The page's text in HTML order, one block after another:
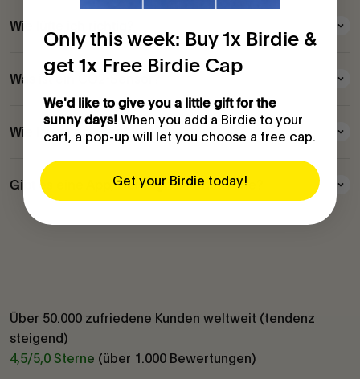
Wie lüfte ich richtig?
Was ist ein CO2-Sensor?
Wie lange hält der Akku?
Gibt es eine App, Lichtsignale oder Töne?
Über 50.000 zufriedene Kunden weltweit (tendenz
steigend)
4,5/5,0 Sterne (über 1.000 Bewertungen)
Only this week: Buy 1x Birdie &
get 1x Free Birdie Cap
We'd like to give you a little gift for the
sunny days! When you add a Birdie to your
cart, a pop-up will let you choose a free cap.
Get your Birdie today!